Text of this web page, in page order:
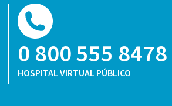
0 800 555 8478
HOSPITAL VIRTUAL PÚBLICO